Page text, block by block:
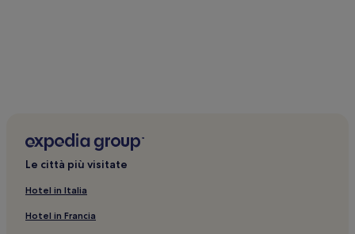
Le città più visitate
Hotel in Italia
Hotel in Francia